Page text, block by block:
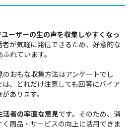
ーザーの生の声を収集しやすくなっ
者が気軽に発信できるため、好意的な
れています。
おもな収集方法はアンケートでし
、どれだけ注意しても回答にバイア
あります。
活者の率直な意見です。そのため、消
商品・サービスの向上に活用できま